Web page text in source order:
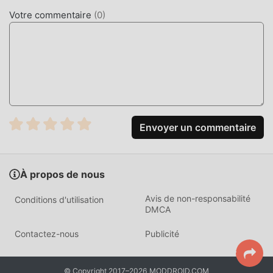
Votre commentaire (0)
Envoyer un commentaire
À propos de nous
Conditions d'utilisation
Avis de non-responsabilité
DMCA
Contactez-nous Publicité
© Copyright 2017–2026 MODDROID.COM